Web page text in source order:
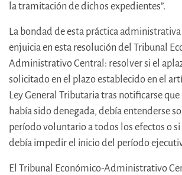
la tramitación de dichos expedientes”.
La bondad de esta práctica administrativa
enjuicia en esta resolución del Tribunal
Administrativo Central: resolver si el
solicitado en el plazo establecido en el
Ley General Tributaria tras notificarse
había sido denegada, debía entenderse
período voluntario a todos los efectos o
debía impedir el inicio del período
El Tribunal Económico-Administrativo